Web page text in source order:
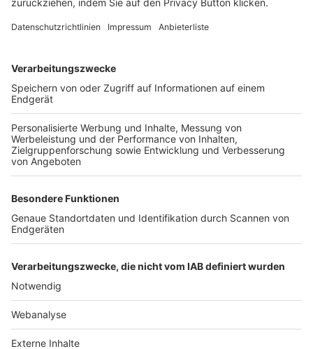
FOLGE DEM BFV
TOP-VEREINE
TOP-PARTNER
Nutzungsbedingungen Datenschutz Impressum